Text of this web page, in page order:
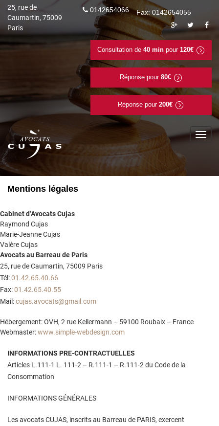
25, rue de
Caumartin, 75009
Paris
0142654066 Fax: 0142654055
Consultation de 40 minpour 120€
Réponse pour 80€
Réponse pour 200€
Mentions légales
Cabinet d’Avocats Cujas
Raymond Cujas
Marie-Jeanne Cujas
Valère Cujas
Avocats au Barreau de Paris
25, rue de Caumartin, 75009 Paris
Tél:01.42.65.40.66
Fax:01.42.65.40.55
Mail:cujas.avocats@gmail.com
Hébergement: OVH, 2 rue Kellermann – 59100 Roubaix – France
Webmaster:www.simple-webdesign.com
INFORMATIONS PRE-CONTRACTUELLES
Articles L.111-1 L. 111-2 – R.111-1 – R.111-2 du Code de la
Consommation
INFORMATIONS GÉNÉRALES
Les avocats CUJAS, inscrits au Barreau de PARIS, exercent